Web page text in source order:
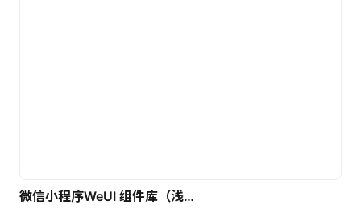
微信小程序WeUI 组件库（浅色）| 免费UI设计素材